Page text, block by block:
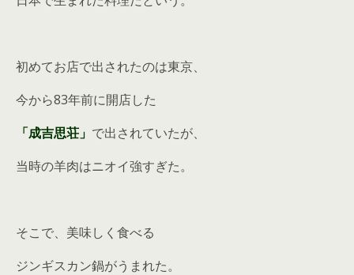
初めてお店で出されたのは東京、
今から83年前に開店した
「成吉思荘」 で出されていたが、
当時の羊肉はニオイ強すぎた。
そこで、美味しく食べる
ジンギスカン鍋がうまれた。